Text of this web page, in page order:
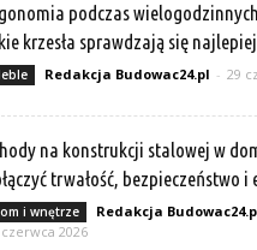
podczas
krzesła sprawdzają się
Redakcja Budowac24.pl - 29
na konstrukcji stalowej w
trwałość, bezpieczeństwo i
i wnętrze Redakcja
2026